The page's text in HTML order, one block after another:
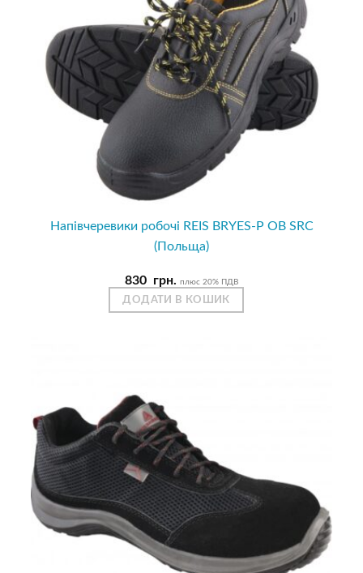
Напівчеревики робочі REIS BRYES-P OB SRC
(Польща)
830 грн. плюс 20% ПДВ
ДОДАТИ В КОШИК